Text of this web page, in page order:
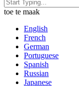
toe te maak
English
French
German
Portuguese
Spanish
Russian
Japanese